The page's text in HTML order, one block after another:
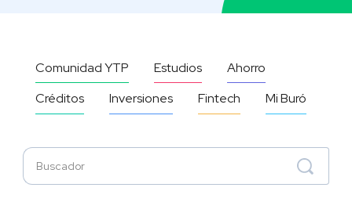
Comunidad YTP Estudios
Ahorro
Créditos
Inversiones Fintech Mi Buró